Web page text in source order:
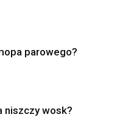
parowego?
niszczy wosk?